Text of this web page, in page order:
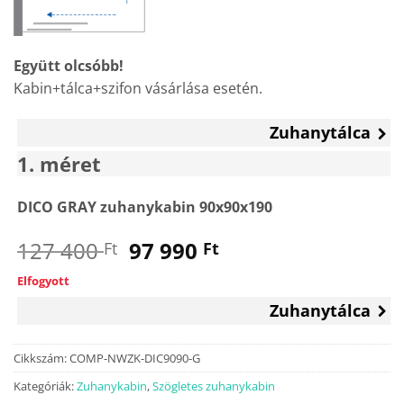
Együtt olcsóbb!
Kabin+tálca+szifon vásárlása esetén.
Zuhanytálca
1 méret
DICO GRAY zuhanykabin 90x90x190
127 400Ft Original
400 Ft.
97 990 FtCurrent
990 Ft.
Elfogyott
Zuhanytálca
Cikkszám:COMP-NWZK-DIC9090-G
Kategóriák:Zuhanykabin,Szögletes zuhanykabin